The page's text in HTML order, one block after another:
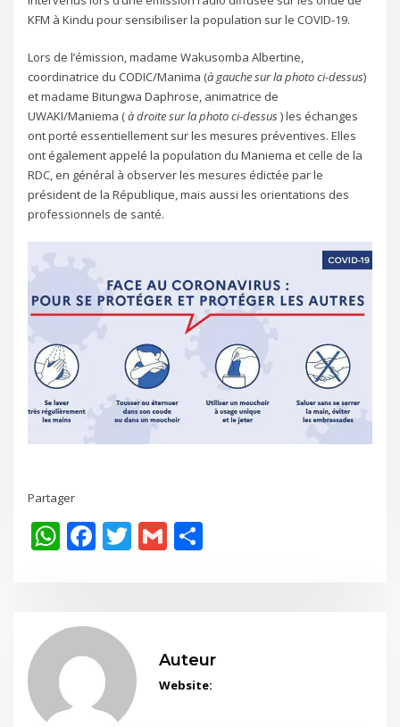
KFM à Kindu pour sensibiliser la population sur le COVID-19.
Lors de l’émission, madame Wakusomba Albertine,
coordinatrice du CODIC/Manima (à gauche sur la photo ci-dessus)
et madame Bitungwa Daphrose, animatrice de
UWAKI/Maniema (à droite sur la photo ci-dessus) les échanges
ont porté essentiellement sur les mesures préventives. Elles
ont également appelé la population du Maniema et celle de la
RDC, en général à observer les mesures édictée par le
président de la République, mais aussi les orientations des
professionnels de santé.
Partager
WhatsApp
Facebook
Twitter
Gmail
Auteur
Website: